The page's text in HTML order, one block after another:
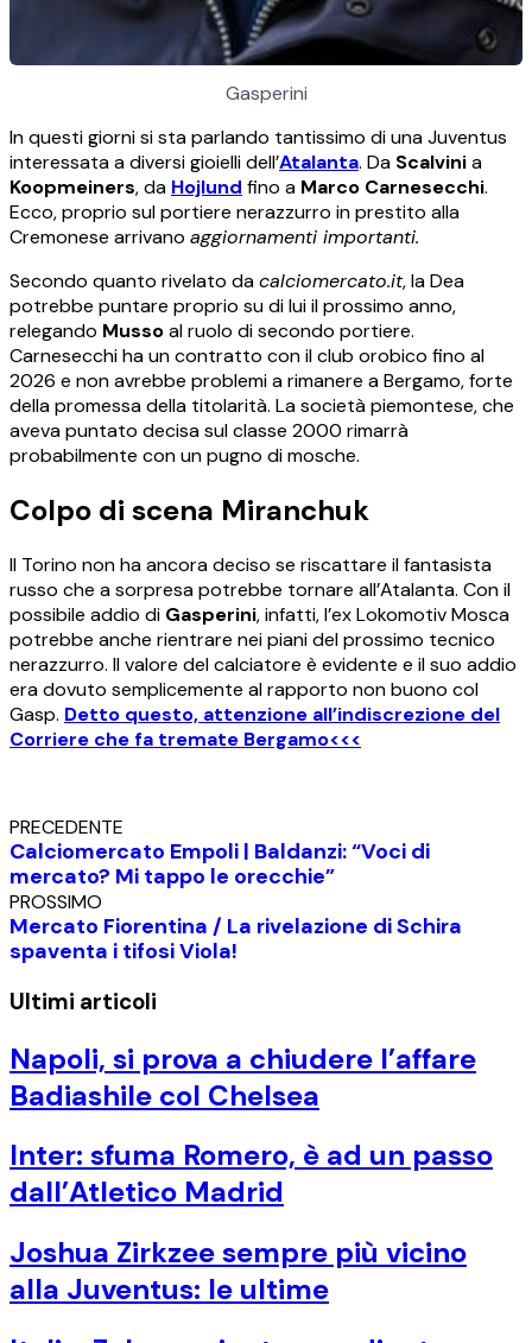
Gasperini
In questi giorni si sta parlando tantissimo di una Juventus
interessata a diversi gioielli dell’Atalanta. Da Scalvinia
Koopmeiners, da Hojlund fino a Marco Carnesecchi.
Ecco, proprio sul portiere nerazzurro in prestito alla
Cremonese arrivano aggiornamenti importanti.
Secondo quanto rivelato dacalciomercato.it, la Dea
potrebbe puntare proprio su di lui il prossimo anno,
relegando Mussoal ruolo di secondo portiere.
Carnesecchi ha un contratto con il club orobico fino al
2026 e non avrebbe problemi a rimanere a Bergamo, forte
della promessa della titolarità. La società piemontese, che
aveva puntato decisa sul classe 2000 rimarrà
probabilmente con un pugno di mosche.
Colpo di scena Miranchuk
Il Torino non ha ancora deciso se riscattare il fantasista
russo che a sorpresa potrebbe tornare all’Atalanta. Con il
possibile addio di Gasperini, infatti, l’ex Lokomotiv Mosca
potrebbe anche rientrare nei piani del prossimo tecnico
nerazzurro. Il valore del calciatore è evidente e il suo addio
era dovuto semplicemente al rapporto non buono col
Gasp. Detto questo, attenzione all’indiscrezione del
Corriere che fa tremate Bergamo<<<
PRECEDENTE
Calciomercato Empoli | Baldanzi: “Voci di
mercato? Mi tappo le orecchie”
PROSSIMO
Mercato Fiorentina / La rivelazione di Schira
spaventa i tifosi Viola!
Ultimi articoli
Napoli, si prova a chiudere l’affare
Badiashile col Chelsea
Inter: sfuma Romero, è ad un passo
dall’Atletico Madrid
Joshua Zirkzee sempre più vicino
alla Juventus: le ultime